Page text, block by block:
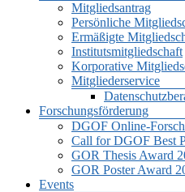
Mitgliedsantrag
Persönliche
Ermäßigte
Institutsmitgliedschaft
Korporative
Mitgliederservice
Forschungsförderung
DGOF Online-
Call for DGOF Best
GOR Thesis Award
GOR Poster Award
Events